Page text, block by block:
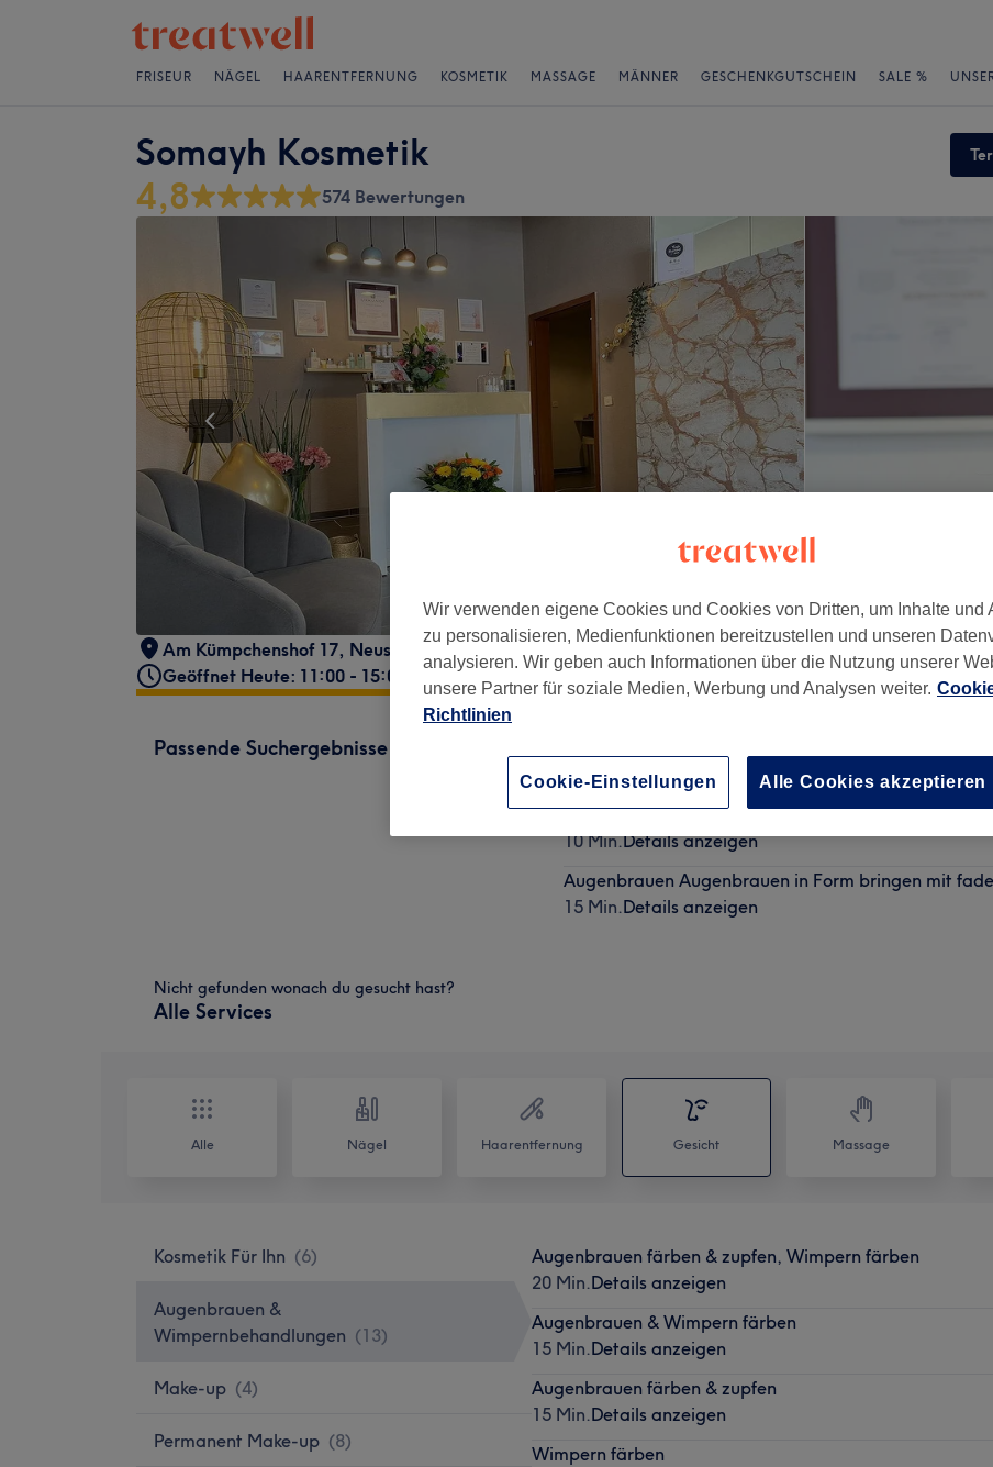
FRISEUR NÄGEL HAARENTFERNUNG KOSMETIK MASSAGE MÄNNER GESCHENKGUTSCHEIN SALE %
Somayh Kosmetik
4,8 574 Bewertungen
Am Kümpchenshof 17, Neustadt-Nord, Köln, 50670
Geöffnet Heute: 11:00 - 15:00
Passende Suchergebnisse
10 Min.Details anzeigen
Augenbrauen korrektur
10 Min.Details anzeigen
Augenbrauen Augenbrauen in Form bringen mit
15 Min.Details anzeigen
Nicht gefunden wonach du gesucht hast?
Alle Services
Alle Nägel Haarentfernung Gesicht Massage
Kosmetik Für Ihn (6)
Augenbrauen &
Wimpernbehandlungen (13)
Make-up (4)
Permanent Make-up (8)
Augenbrauen färben & zupfen, Wimpern färben
20 Min.Details anzeigen
Augenbrauen & Wimpern färben
15 Min.Details anzeigen
Augenbrauen färben & zupfen
15 Min.Details anzeigen
Wimpern färben
Wir verwenden eigene Cookies und Cookies von Dritten, um Inhalte und
zu personalisieren, Medienfunktionen bereitzustellen und unseren
analysieren. Wir geben auch Informationen über die Nutzung unserer
unsere Partner für soziale Medien, Werbung und Analysen weiter.
Richtlinien
Cookie-Einstellungen Alle Cookies akzeptieren